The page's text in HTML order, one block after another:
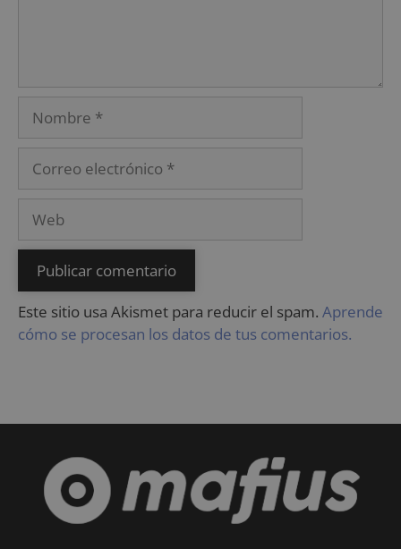
Este sitio usa Akismet para reducir el spam. Aprende
cómo se procesan los datos de tus comentarios.